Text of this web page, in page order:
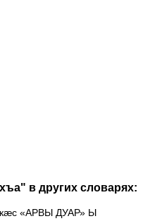
в других словарях:
«АРВЫ ДУАР» Ы